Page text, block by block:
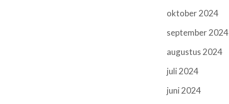
oktober 2024
september 2024
augustus 2024
juli 2024
juni 2024